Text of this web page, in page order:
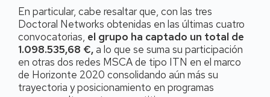
En particular, cabe resaltar que, con las tres
Doctoral Networks obtenidas en las últimas cuatro
convocatorias, el grupo ha captado un total de
1.098.535,68 €,a lo que se suma su participación
en otras dos redes MSCA de tipo ITN en el marco
de Horizonte 2020 consolidando aún más su
trayectoria y posicionamiento en programas